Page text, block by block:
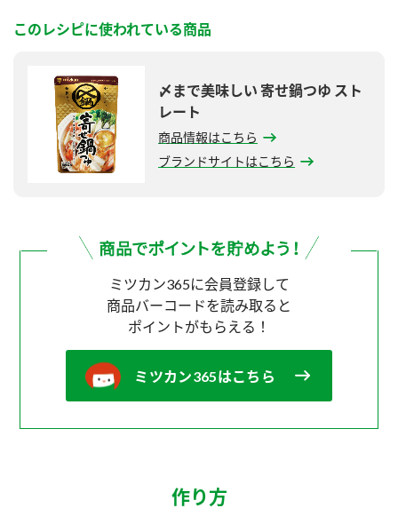
このレシピに使われている商品
〆まで美味しい 寄せ鍋つゆ スト
レート
商品情報はこちら
ブランドサイトはこちら
ミツカン365に会員登録して
商品バーコードを読み取ると
ポイントがもらえる！
ミツカン365はこちら
作り方